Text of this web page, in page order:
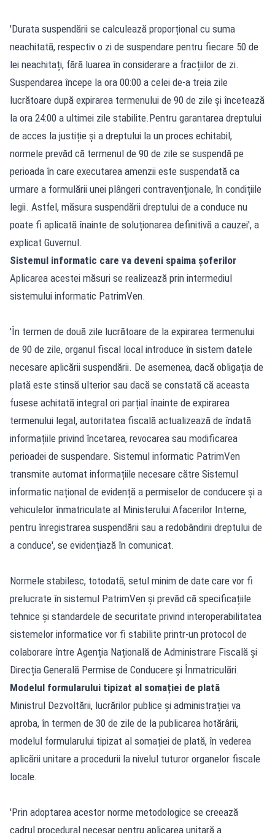
'Durata suspendării se calculează proporțional cu suma
neachitată, respectiv o zi de suspendare pentru fiecare 50 de
lei neachitați, fără luarea în considerare a fracțiilor de zi.
Suspendarea începe la ora 00:00 a celei de-a treia zile
lucrătoare după expirarea termenului de 90 de zile și încetează
la ora 24:00 a ultimei zile stabilite.Pentru garantarea dreptului
de acces la justiție și a dreptului la un proces echitabil,
normele prevăd că termenul de 90 de zile se suspendă pe
perioada în care executarea amenzii este suspendată ca
urmare a formulării unei plângeri contravenționale, în condițiile
legii. Astfel, măsura suspendării dreptului de a conduce nu
poate fi aplicată înainte de soluționarea definitivă a cauzei', a
explicat Guvernul.
Sistemul informatic care va deveni spaima șoferilor
Aplicarea acestei măsuri se realizează prin intermediul
sistemului informatic PatrimVen.
'În termen de două zile lucrătoare de la expirarea termenului
de 90 de zile, organul fiscal local introduce în sistem datele
necesare aplicării suspendării. De asemenea, dacă obligația de
plată este stinsă ulterior sau dacă se constată că aceasta
fusese achitată integral ori parțial înainte de expirarea
termenului legal, autoritatea fiscală actualizează de îndată
informațiile privind încetarea, revocarea sau modificarea
perioadei de suspendare. Sistemul informatic PatrimVen
transmite automat informațiile necesare către Sistemul
informatic național de evidență a permiselor de conducere și a
vehiculelor înmatriculate al Ministerului Afacerilor Interne,
pentru înregistrarea suspendării sau a redobândirii dreptului de
a conduce', se evidențiază în comunicat.
Normele stabilesc, totodată, setul minim de date care vor fi
prelucrate în sistemul PatrimVen și prevăd că specificațiile
tehnice și standardele de securitate privind interoperabilitatea
sistemelor informatice vor fi stabilite printr-un protocol de
colaborare între Agenția Națională de Administrare Fiscală și
Direcția Generală Permise de Conducere și Înmatriculări.
Modelul formularului tipizat al somației de plată
Ministrul Dezvoltării, lucrărilor publice și administrației va
aproba, în termen de 30 de zile de la publicarea hotărârii,
modelul formularului tipizat al somației de plată, în vederea
aplicării unitare a procedurii la nivelul tuturor organelor fiscale
locale.
'Prin adoptarea acestor norme metodologice se creează
cadrul procedural necesar pentru aplicarea unitară a